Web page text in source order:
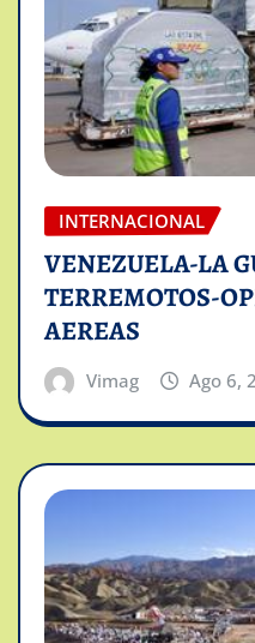
INTERNACIONAL
VENEZUELA-LA
TERREMOTOS-
AEREAS
Vimag Ago 6,